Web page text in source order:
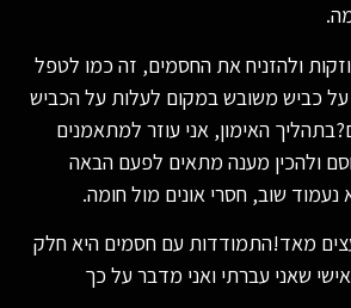
ולהזניח את החסמים, זה כמו לטפל
כביש משובש במקום לעלות על הכביש
האימון, אני עוזר למתאמנים
ולהכין מענה מתאים לפעם הבאה
שוב, חסרי אונים מול חומה.
מאד!התמודדות עם חסמים היא חלק
שאני עברתי ואני מדבר על כך